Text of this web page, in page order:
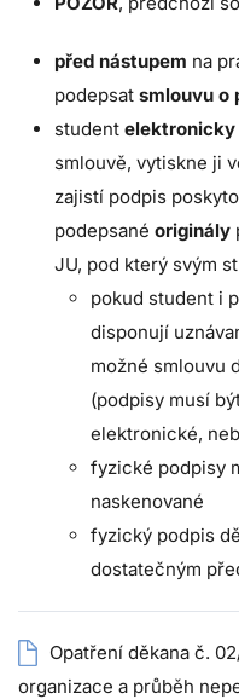
před nástupem na
podepsat smlouvu o
student elektronicky
smlouvě, vytiskne ji
zajistí podpis
podepsané originály
JU, pod který svým
pokud student i
disponují
možné smlouvu
(podpisy musí
elektronické,
fyzické podpisy
naskenované
fyzický podpis
dostatečným
Opatření děkana č.
organizace a průběh